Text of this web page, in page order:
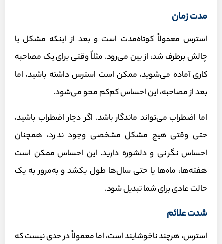
مدت زمان
استرس معمولاً کوتاه‌مدت است و بعد از اینکه مشکل یا
چالش برطرف شد، از بین می‌رود. مثلاً وقتی برای یک مصاحبه
کاری آماده می‌شوید، ممکن است استرس داشته باشید، اما
بعد از مصاحبه، این احساس کم‌کم محو می‌شود.
اما اضطراب می‌تواند ماندگار باشد. اگر دچار اضطراب باشید،
حتی وقتی هیچ مشکل مشخصی وجود ندارد، همچنان
احساس نگرانی و دلشوره دارید. این احساس ممکن است
هفته‌ها، ماه‌ها یا حتی سال‌ها طول بکشد و به‌مرور به یک
حالت عادی برای شما تبدیل شود.
شدت علائم
استرس، هرچند ناخوشایند است، اما معمولاً در حدی نیست که